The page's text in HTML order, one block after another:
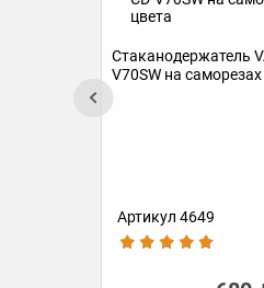
Стаканодержатель
V70SW на
Артикул 4649